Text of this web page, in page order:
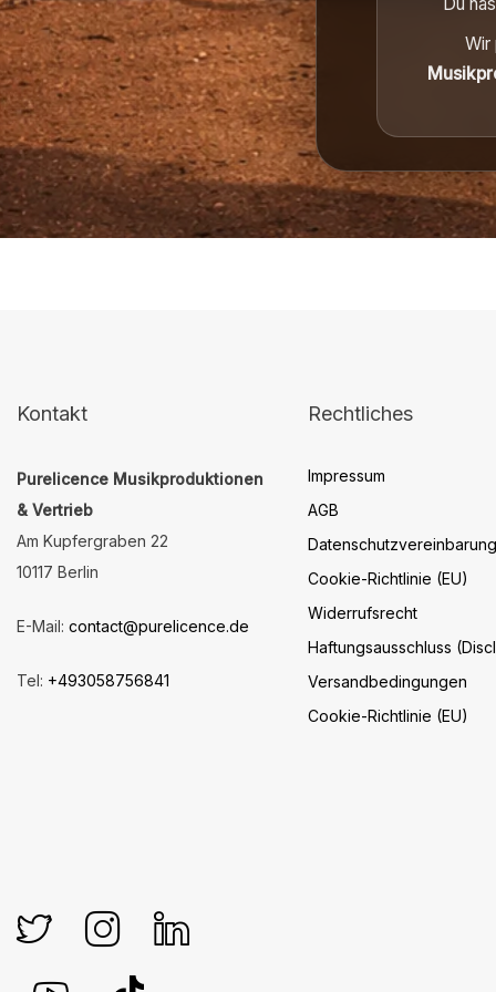
Wir
Kontakt
Purelicence Musikproduktionen
& Vertrieb
Am Kupfergraben 22
10117 Berlin
E-Mail: contact@purelicence.de
Tel: +493058756841
Rechtliches
Impressum
AGB
Datenschutzvereinbarung
Cookie-Richtlinie (EU)
Widerrufsrecht
Haftungsausschluss
Versandbedingungen
Cookie-Richtlinie (EU)